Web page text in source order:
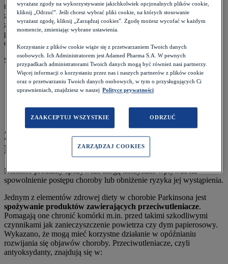
tłuszczowych omega-3, błonnika i magnezu mogą pomóc w
złagodzeniu niektórych objawów. Lekarz lub dietetyk może zalecić
zdrową, zbilansowaną dietę, która będzie odpowiadać potrzebom
pacjenta i poprawi jego samopoczucie. Pomocne mogą być również
ćwiczenia fizyczne.
Spis treści:
Zasady zdrowego żywienia w chorobie Parkinsona
Co jeść, żeby złagodzić objawy choroby Parkinsona?
Leki a dieta przy chorobie Parkinsona
Przykładowy jadłospis w diecie przy chorobie Parkinsona
Zasady zdrowego żywienia w chorobie
Parkinsona
Niektóre produkty spożywcze mogą korzystnie wpływać na
spowolnienie postępu choroby lub obniżenie ryzyka jej wystąpienia.
Jednym z elementów zdrowej diety w chorobie Parkinsona jest
spożywanie produktów zawierających przeciwutleniacze.
Pomagają one chronić komórki m.in. przed takimi szkodliwymi
czynnikami jak zanieczyszczenie powietrza czy dym papierosowy.
Wykazano, że mogą mieć korzystne działanie w opóźnianiu
rozwijania się objawów choroby. Przeciwutleniacze, czyli
antyoksydanty, znajdują się w:
wyrażasz zgody na wykorzystywanie jakichkolwiek opcjonalnych plików cookie,
kliknij „Odrzuć”. Jeśli chcesz wybrać pliki cookie, na których stosowanie
wyrażasz zgodę, kliknij „Zarządzaj cookies”. Zgodę możesz wycofać w każdym
momencie, zmieniając wybrane ustawienia.
Korzystanie z plików cookie wiąże się z przetwarzaniem Twoich danych
osobowych. Ich Administratorem jest Adamed Pharma S.A. W pewnych
przypadkach administratorami Twoich danych mogą być również nasi partnerzy.
Więcej informacji o korzystaniu przez nas i naszych partnerów z plików cookie
oraz o przetwarzaniu Twoich danych osobowych, w tym o przysługujących Ci
uprawnieniach, znajdziesz w naszej Polityce prywatności
ZAAKCEPTUJ WSZYSTKIE ODRZUĆ
ZARZĄDZAJ COOKIES